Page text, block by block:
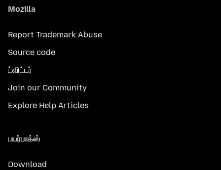
Mozilla
Report Trademark Abuse
Source code
ட்விட்டர்
Join our Community
Explore Help Articles
பயர்பாக்ஸ்
Download